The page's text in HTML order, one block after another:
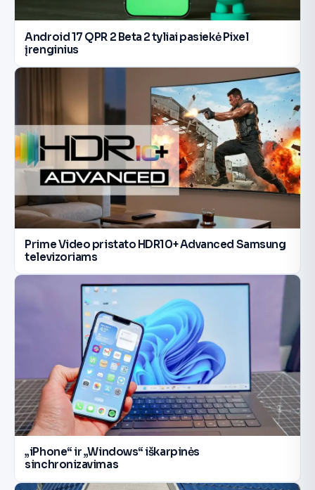
Android 17 QPR 2 Beta 2 tyliai pasiekė Pixel
įrenginius
Prime Video pristato HDR10+ Advanced Samsung
televizoriams
„iPhone“ ir „Windows“ iškarpinės
sinchronizavimas